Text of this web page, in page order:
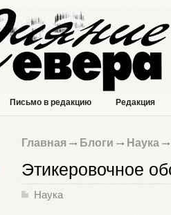
Письмо в редакцию Редакция
Главная Блоги Наука
Этикеровочное
Наука